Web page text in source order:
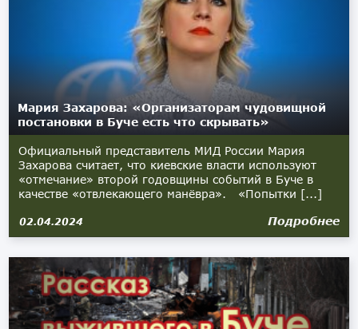
Мария Захарова: «Организаторам чудовищной
постановки в Буче есть что скрывать»
Официальный представитель МИД России Мария
Захарова считает, что киевские власти используют
«отмечание» второй годовщины событий в Буче в
качестве «отвлекающего манёвра». «Попытки [...]
02.04.2024 Подробнее